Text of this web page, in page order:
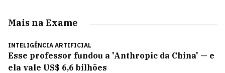
Mais na Exame
INTELIGÊNCIA ARTIFICIAL
Esse professor fundou a 'Anthropic da China' — e
ela vale US$ 6,6 bilhões